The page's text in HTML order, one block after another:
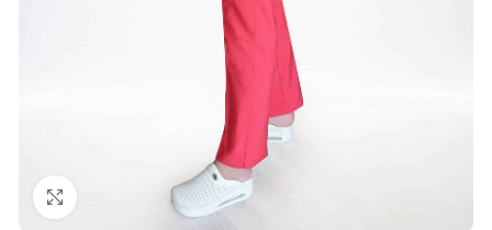
Büyütmek için tıklayın